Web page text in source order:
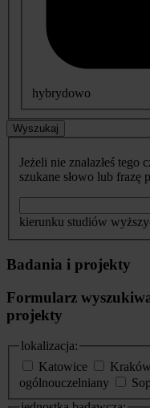
hybrydowo
Wyszukaj
Jeżeli nie znalazłeś tego
szukane słowo lub frazę
kierunku studiów
Badania i projekty
Formularz
projekty
lokalizacja:
Katowice
Kraków
ogólnouczelniany